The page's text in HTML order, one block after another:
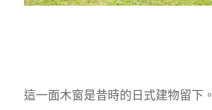
這一面木窗是昔時的日式建物留下。